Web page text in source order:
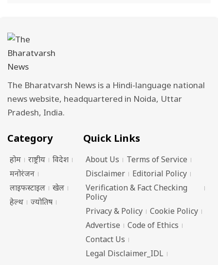
The Bharatvarsh News is a Hindi-language national
news website, headquartered in Noida, Uttar
Pradesh, India.
Category
होम राष्ट्रीय
विदेश
मनोरंजन
लाइफस्टाइल
खेल
हेल्थ
ज्योतिष
Quick Links
About Us
Terms of Service
Disclaimer
Editorial Policy
Verification & Fact Checking
Policy
Privacy & Policy
Cookie Policy
Advertise
Code of Ethics
Contact Us
Legal Disclaimer_IDL